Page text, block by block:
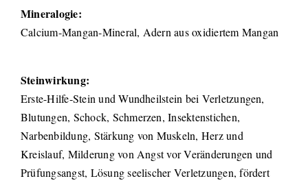
Mineralogie:
Calcium-Mangan-Mineral, Adern aus oxidiertem Mangan
Steinwirkung:
Erste-Hilfe-Stein und Wundheilstein bei Verletzungen,
Blutungen, Schock, Schmerzen, Insektenstichen,
Narbenbildung, Stärkung von Muskeln, Herz und
Kreislauf, Milderung von Angst vor Veränderungen und
Prüfungsangst, Lösung seelischer Verletzungen, fördert